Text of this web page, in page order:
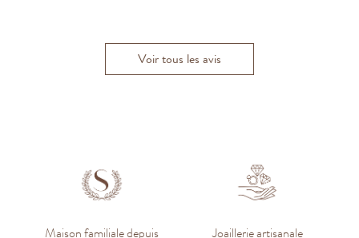
Voir tous les avis
Maison familiale depuis Joaillerie artisanale